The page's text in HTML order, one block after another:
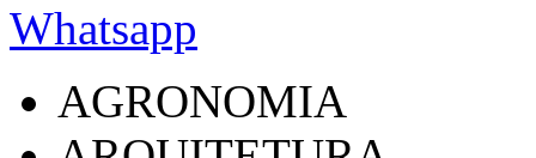
Whatsapp
AGRONOMIA